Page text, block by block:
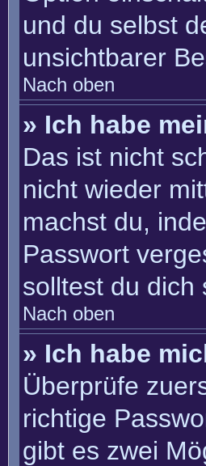
und du selbst
unsichtbarer
Nach oben
» Ich habe
Das ist nicht
nicht wieder
machst du,
Passwort
solltest du dich
Nach oben
» Ich habe
Überprüfe
richtige
gibt es zwei